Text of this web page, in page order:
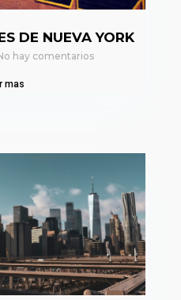
DE NUEVA YORK
hay comentarios
mas